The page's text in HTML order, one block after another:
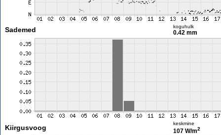
Sademed koguhulk
0.42 mm
Kiirgusvoog
keskmine
107 W/m2